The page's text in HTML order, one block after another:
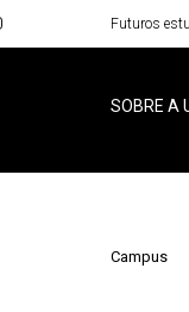
Futuros
SOBRE A
Campus